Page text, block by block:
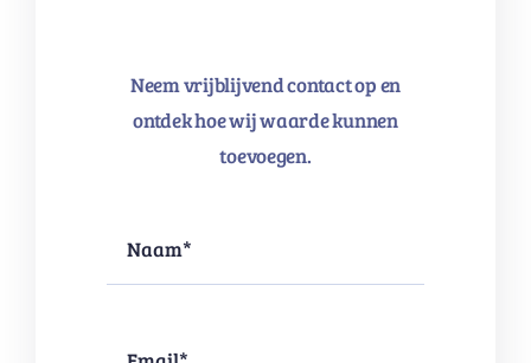
Neem vrijblijvend contact op en
ontdek hoe wij waarde kunnen
toevoegen.